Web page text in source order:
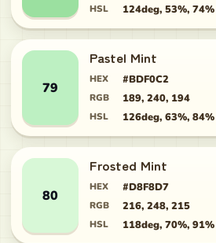
HSL 124deg, 53%, 74%
79
Pastel Mint
HEX #BDF0C2
RGB 189, 240, 194
HSL 126deg, 63%, 84%
80
Frosted Mint
HEX #D8F8D7
RGB 216, 248, 215
HSL 118deg, 70%, 91%